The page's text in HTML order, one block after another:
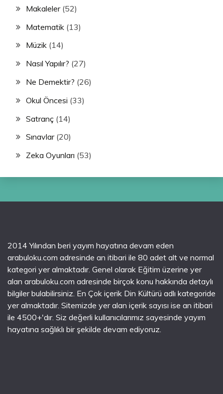
Makaleler(52)
Matematik (13)
Müzik (14)
Nasıl Yapılır? (27)
Ne Demektir? (26)
Okul Öncesi (33)
Satranç (14)
Sınavlar(20)
Zeka Oyunları (53)
2014 Yılından beri yayım hayatına devam eden
arabuloku.com adresinde an itibari ile 80 adet alt ve normal
kategori yer almaktadır. Genel olarak Eğitim üzerine yer
alan arabuloku.com adresinde birçok konu hakkında detaylı
bilgiler bulabilirsiniz. En Çok içerik Din Kültürü adlı kategoride
yer almaktadır. Sitemizde yer alan içerik sayısı ise an itibari
ile 4500+'dır. Siz değerli kullanıcılarımız sayesinde yayım
hayatına sağlıklı bir şekilde devam ediyoruz.